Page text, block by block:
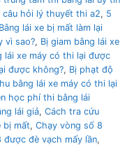
câu hỏi lý thuyết thi a2, 5
Bằng lái xe bị mất làm lại
vì sao?, Bị giam bằng lái xe
lái xe máy có thi lại được
được không?, Bị phạt độ
bằng lái xe máy có thi lại
học phí thi bằng lái
lái giả, Cách tra cứu
bị mất, Chạy vòng số 8
được đè vạch mấy lần,